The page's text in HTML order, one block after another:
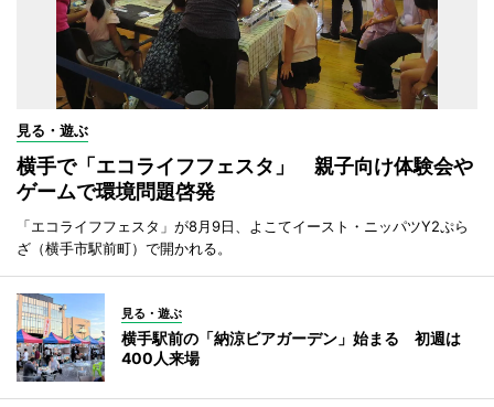
見る・遊ぶ
横手で「エコライフフェスタ」 親子向け体験会や
ゲームで環境問題啓発
「エコライフフェスタ」が8月9日、よこてイースト・ニッパツY2ぷら
ざ（横手市駅前町）で開かれる。
見る・遊ぶ
横手駅前の「納涼ビアガーデン」始まる 初週は
400人来場